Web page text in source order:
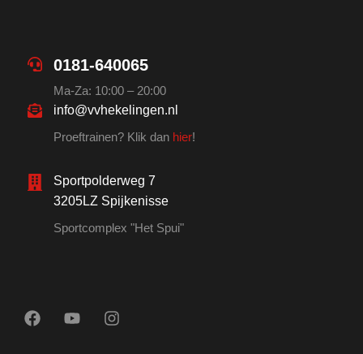
0181-640065
Ma-Za: 10:00 – 20:00
info@vvhekelingen.nl
Proeftrainen? Klik dan hier!
Sportpolderweg 7
3205LZ Spijkenisse
Sportcomplex "Het Spui"